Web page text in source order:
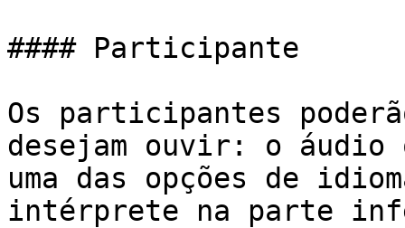
#### Participante
Os participantes
desejam ouvir: o
uma das opções de
intérprete na parte